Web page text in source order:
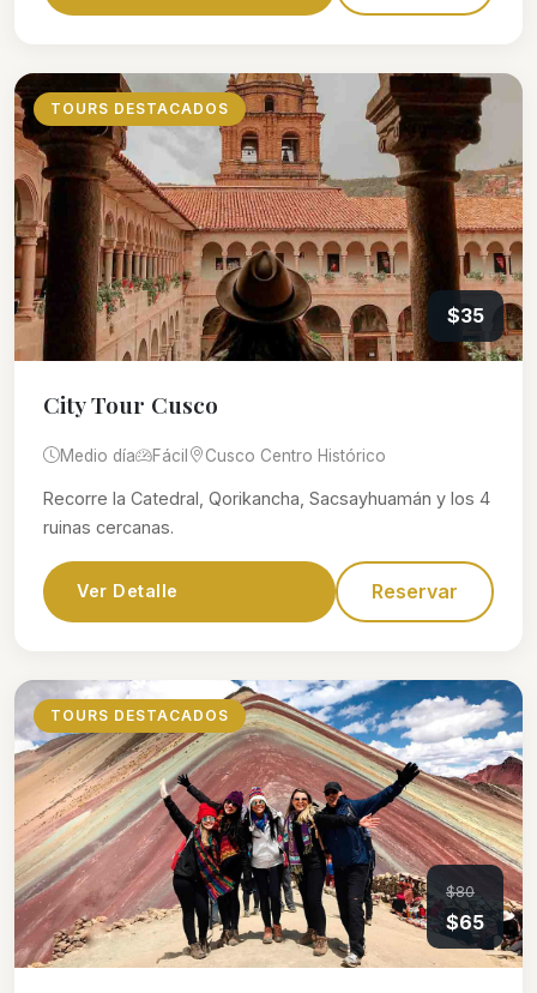
TOURS DESTACADOS
$35
City Tour Cusco
Medio día Fácil Cusco Centro Histórico
Recorre la Catedral, Qorikancha, Sacsayhuamán y los 4
ruinas cercanas.
Ver Detalle Reservar
TOURS DESTACADOS
$80
$65